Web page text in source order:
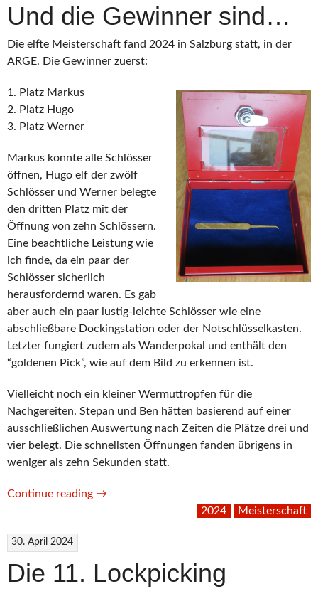
Und die Gewinner sind…
Die elfte Meisterschaft fand 2024 in Salzburg statt, in der
ARGE. Die Gewinner zuerst:
1. Platz Markus
2. Platz Hugo
3. Platz Werner
Markus konnte alle Schlösser
öffnen, Hugo elf der zwölf
Schlösser und Werner belegte
den dritten Platz mit der
Öffnung von zehn Schlössern.
Eine beachtliche Leistung wie
ich finde, da ein paar der
Schlösser sicherlich
herausfordernd waren. Es gab
aber auch ein paar lustig-leichte Schlösser wie eine
abschließbare Dockingstation oder der Notschlüsselkasten.
Letzter fungiert zudem als Wanderpokal und enthält den
“goldenen Pick”, wie auf dem Bild zu erkennen ist.
Vielleicht noch ein kleiner Wermuttropfen für die
Nachgereiten. Stepan und Ben hätten basierend auf einer
ausschließlichen Auswertung nach Zeiten die Plätze drei und
vier belegt. Die schnellsten Öffnungen fanden übrigens in
weniger als zehn Sekunden statt.
Continue reading “Und
→
2024
Meisterschaft
30. April 2024
Die 11. Lockpicking